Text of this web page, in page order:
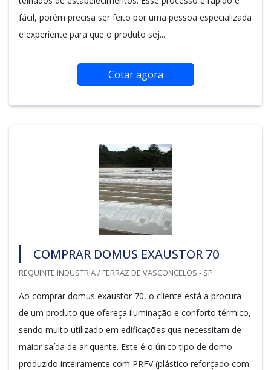
fácil, porém precisa ser feito por uma pessoa especializada
e experiente para que o produto sej...
Cotar agora
COMPRAR DOMUS EXAUSTOR 70
REQUINTE INDUSTRIA / FERRAZ DE VASCONCELOS - SP
Ao comprar domus exaustor 70, o cliente está a procura
de um produto que ofereça iluminação e conforto térmico,
sendo muito utilizado em edificações que necessitam de
maior saída de ar quente. Este é o único tipo de domo
produzido inteiramente com PRFV (plástico reforçado com